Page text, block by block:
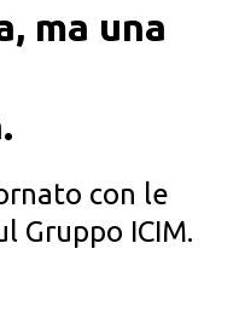
ma una
con le
Gruppo ICIM.